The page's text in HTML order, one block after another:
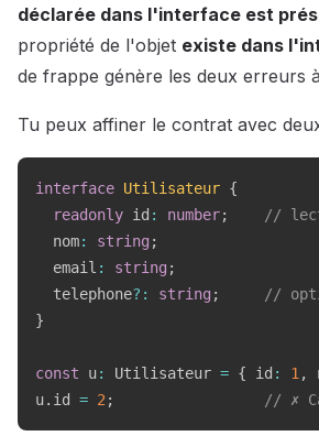
déclarée dans l'interface est
propriété de l'objet existe dans
de frappe génère les deux erreurs
Tu peux affiner le contrat avec
interface Utilisateur {
readonly id : number;
//
  nom
: string ;
  email
: string ;
  telephone
? : string ;
//
}
const u: Utilisateur = { id : 1 ,
u. id = 2 ; // ✗